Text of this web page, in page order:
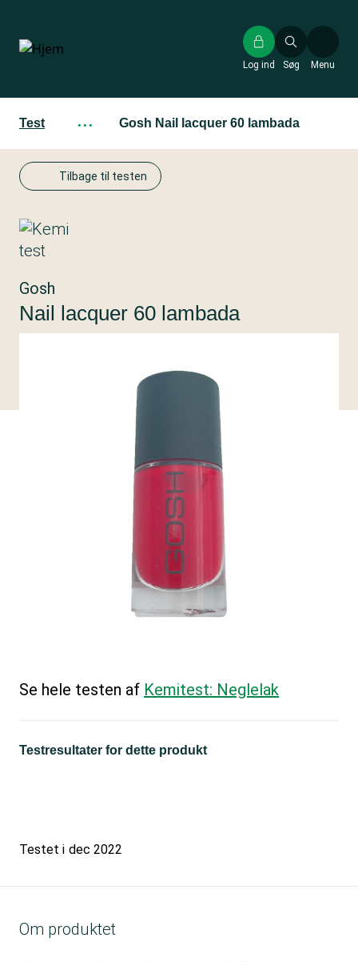
hovedindhold
Søg
Log ind Menu
Test ··· Gosh Nail lacquer 60 lambada
Tilbage til testen
Gosh
Nail lacquer 60 lambada
Se hele testen af Kemitest: Neglelak
Testresultater for dette produkt
Testet i dec 2022
Om produktet